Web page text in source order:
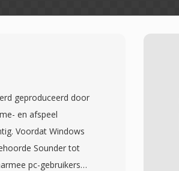
geproduceerd door
en afspeel
Voordat Windows
Sounder tot
pc-gebruikers